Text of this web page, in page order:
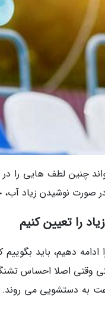
چنین لطف هایی را
صورت نوشیدن زیاد آب،
را تعیین کنیم
دهیم، باید
اصلا احساس
به دستشویی می روند.